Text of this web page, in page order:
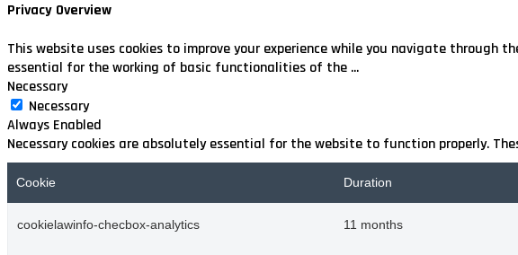
Privacy Overview
This website uses cookies to improve your experience while you navigate through
essential for the working of basic functionalities of the ...
Necessary
Necessary
Always Enabled
Necessary cookies are absolutely essential for the website to function properly.
Cookie Duration
cookielawinfo-checbox-analytics 11 months